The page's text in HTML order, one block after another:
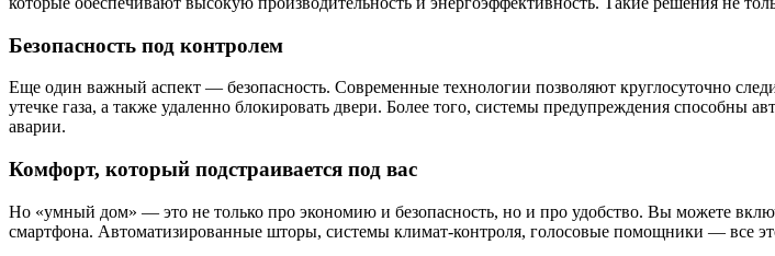
Безопасность под контролем
Еще один важный аспект — безопасность. Современные технологии позволяют круглосуточно
утечке газа, а также удаленно блокировать двери. Более того, системы предупреждения способны
аварии.
Комфорт, который подстраивается под вас
Но «умный дом» — это не только про экономию и безопасность, но и про удобство. Вы можете
смартфона. Автоматизированные шторы, системы климат-контроля, голосовые помощники — все